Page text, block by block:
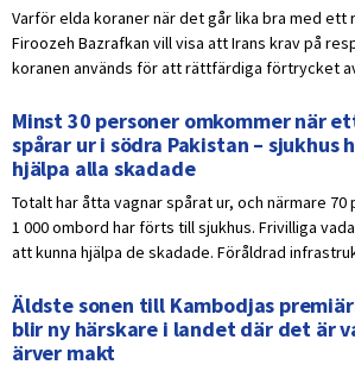
Varför elda koraner när det går lika bra med ett
Firoozeh Bazrafkan vill visa att Irans krav på
koranen används för att rättfärdiga förtrycket
Minst 30 personer omkommer när
spårar ur i södra Pakistan – sjukhus
hjälpa alla skadade
Totalt har åtta vagnar spårat ur, och närmare
1 000 ombord har förts till sjukhus. Frivilliga
att kunna hjälpa de skadade. Föråldrad
Äldste sonen till Kambodjas
blir ny härskare i landet där det är
ärver makt